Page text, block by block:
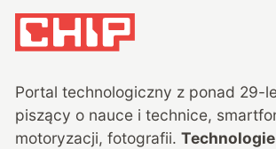
Portal technologiczny z ponad 29-
piszący o nauce i technice,
motoryzacji, fotografii.